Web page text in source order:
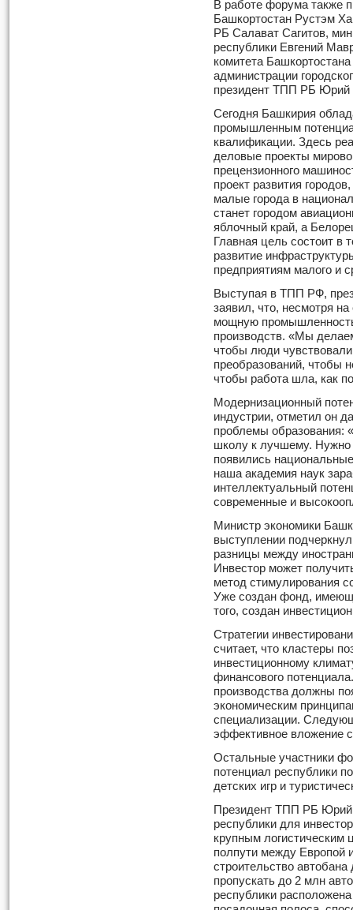
В работе форума также
Башкортостан Рустэм
РБ Салават Сагитов,
республики Евгений
комитета
администрации
президент ТПП РБ Юрий
Сегодня Башкирия
промышленным
квалификации. Здесь
деловые проекты
прецензионного
проект развития
малые города в
станет городом
яблочный край, а
Главная цель состоит в
развитие
предприятиям малого и
Выступая в ТПП РФ,
заявил, что, несмотря
мощную
производств. «Мы
чтобы люди
преобразований, чтобы
чтобы работа шла, как
Модернизационный
индустрии, отметил он
проблемы
школу к лучшему. Нужно
появились
наша академия наук
интеллектуальный
современные и
Министр экономики
выступлении
разницы между
Инвестор может
метод стимулирования
Уже создан фонд,
того, создан
Стратегии
считает, что кластеры
инвестиционному
финансового
производства должны
экономическим
специализации.
эффективное вложение
Остальные участники
потенциал республики
детских игр и
Президент ТПП РБ Юрий
республики для
крупным логистическим
полпути между Европой
строительство автобана
пропускать до 2 млн
республики